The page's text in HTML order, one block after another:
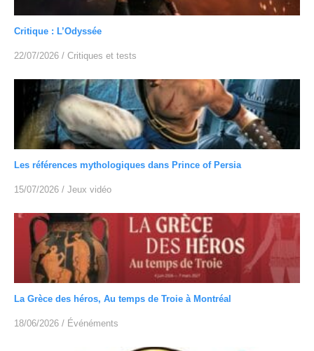
Critique : L’Odyssée
22/07/2026 / Critiques et tests
Les références mythologiques dans Prince of Persia
15/07/2026 / Jeux vidéo
La Grèce des héros, Au temps de Troie à Montréal
18/06/2026 / Événéments